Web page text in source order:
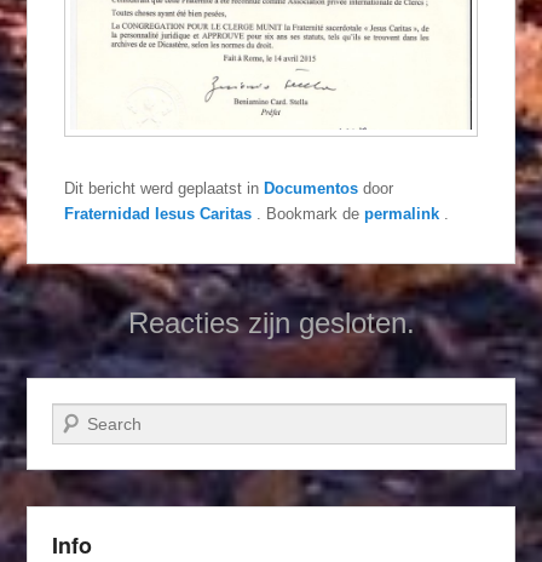
Dit bericht werd geplaatst in Documentos door
Fraternidad Iesus Caritas
. Bookmark depermalink
Reacties zijn gesloten.
Zoeken
Info